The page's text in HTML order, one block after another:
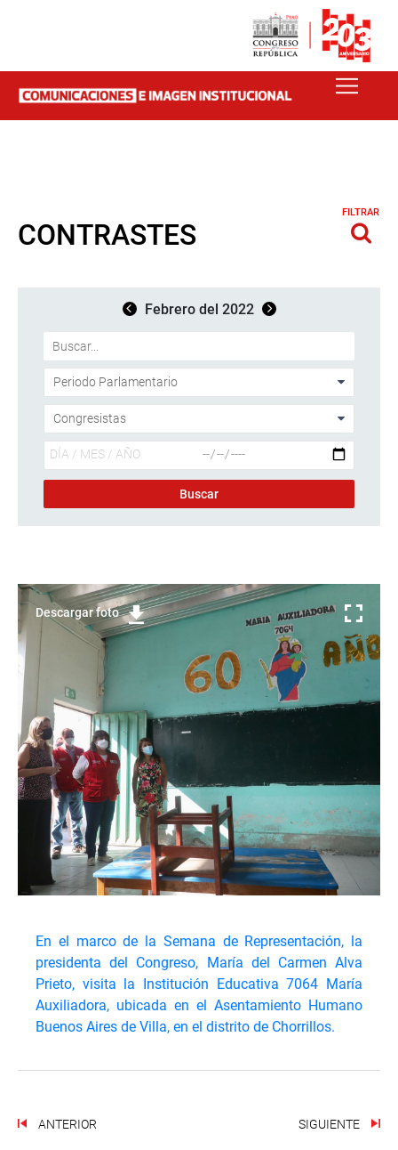
CONTRASTES
FILTRAR
Febrero del 2022
Descargar foto
En el marco de la Semana de Representación, la
presidenta del Congreso, María del Carmen Alva
Prieto, visita la Institución Educativa 7064 María
Auxiliadora, ubicada en el Asentamiento Humano
Buenos Aires de Villa, en el distrito de Chorrillos.
ANTERIOR SIGUIENTE